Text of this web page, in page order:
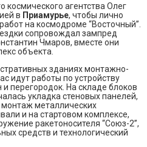
космического агентства Олег
в Приамурье, чтобы лично
на космодроме “Восточный”.
сопровождал зампред
Чмаров, вместе они
объекта.
зданиях монтажно-
идут работы по устройству
перегородок. На складе блоков
укладка стеновых панелей,
металлических
и на стартовом комплексе,
ракетоносителя “Союз-2”,
средств и технологический